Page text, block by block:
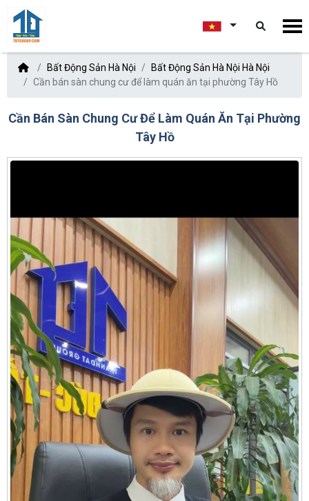
Bất Động Sản Hà Nội
Bất Động Sản Hà Nội Hà Nội
Cần bán sàn chung cư để làm quán ăn tại phường Tây Hồ
Cần Bán Sàn Chung Cư Để Làm Quán Ăn Tại Phường
Tây Hồ